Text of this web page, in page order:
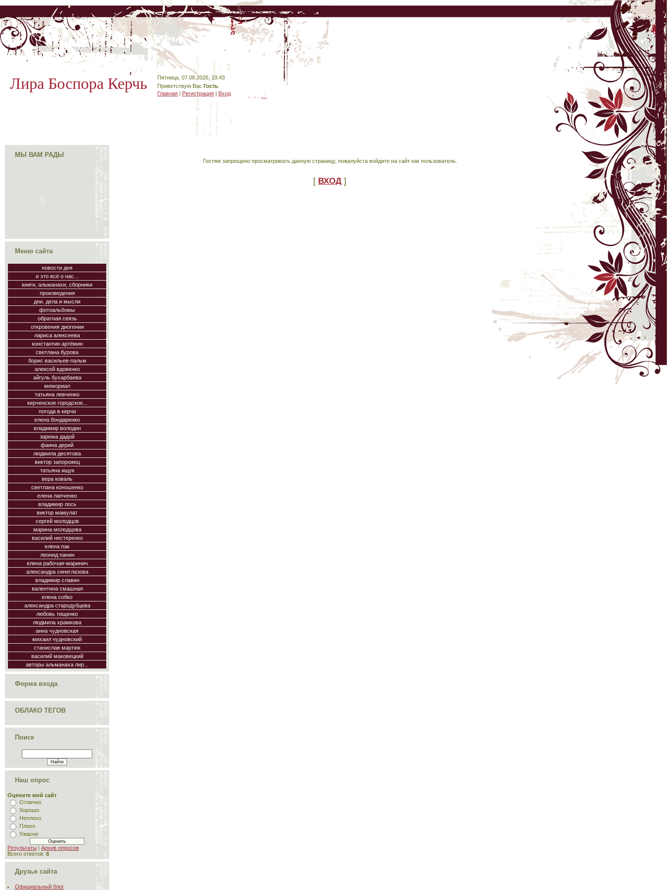
Лира Боспора Керчь
Пятница, 07.08.2026, 19:43
Приветствую Вас Гость
Главная | Регистрация |Вход
МЫ ВАМ РАДЫ
Меню сайта
новости дня
и это всё о нас...
книги, альманахи, сборники
произведения
дни. дела и мысли
фотоальбомы
обратная связь
откровения диогении
лариса алексеева
константин артёмин
светлана бурова
борис васильев-пальм
алексей вдовенко
айгуль бухарбаева
мемориал
татьяна левченко
керченское городское...
погода в керчи
елена бондаренко
владимир володин
зарема дадой
фаина дерий
людмила десятова
виктор запорожец
татьяна ищук
вера коваль
светлана коношенко
елена лапченко
владимир лось
виктор мамулат
сергей молодцов
марина молодцова
василий нестеренко
елена пак
леонид панин
елена рабочая-маринич
александра синеглазова
владимир славин
валентина смашная
елена собко
александра стародубцева
любовь тищенко
людмила храмкова
анна чудновская
михаил чудновский
станислав мартюк
василий маковецкий
авторы альманаха лир...
Форма входа
ОБЛАКО ТЕГОВ
Поиск
Наш опрос
Оцените мой сайт
Отлично
Хорошо
Неплохо
Плохо
Ужасно
Результаты | Архив опросов
Всего ответов: 6
Друзья сайта
Официальный блог
Гостям запрещено просматривать данную страницу, пожалуйста войдите на сайт как пользователь.
[ ВХОД ]